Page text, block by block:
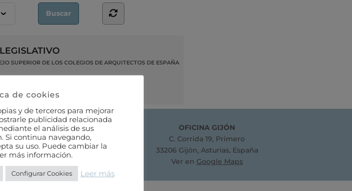
SUPERIOR DE LOS COLEGIOS DE ARQUITECTOS DE ESPAÑA
985 20 83 03
a 15 de lunes a viernes
OFICINA GIJÓN
C. Corrida 19, Primero
33206 Gijón, Asturias, España
Ver en Google Maps
de cookies
y de terceros para mejorar
publicidad relacionada
el análisis de sus
Si continua navegando,
su uso. Puede cambiar la
más información.
Configurar Cookies Leer más